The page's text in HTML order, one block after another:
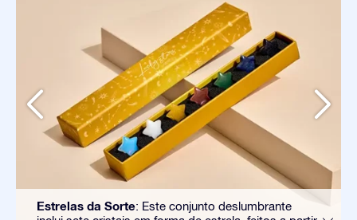
Estrelas da Sorte: Este conjunto deslumbrante